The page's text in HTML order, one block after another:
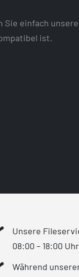
Sie einfach unsere
ist.
Unsere
08:00 – 18:00
Während